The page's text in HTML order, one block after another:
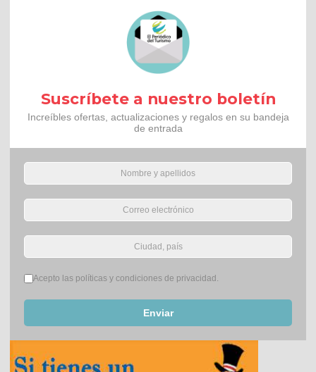
Suscríbete a nuestro boletín
Increíbles ofertas, actualizaciones y regalos en su bandeja
de entrada
Términos del servicio*
Acepto las políticas y condiciones de privacidad.
Enviar